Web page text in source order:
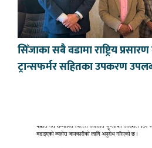
सिँजाका सबै वडामा राष्ट्रिय
ट्रान्सफर्मर सहितका उपकरण